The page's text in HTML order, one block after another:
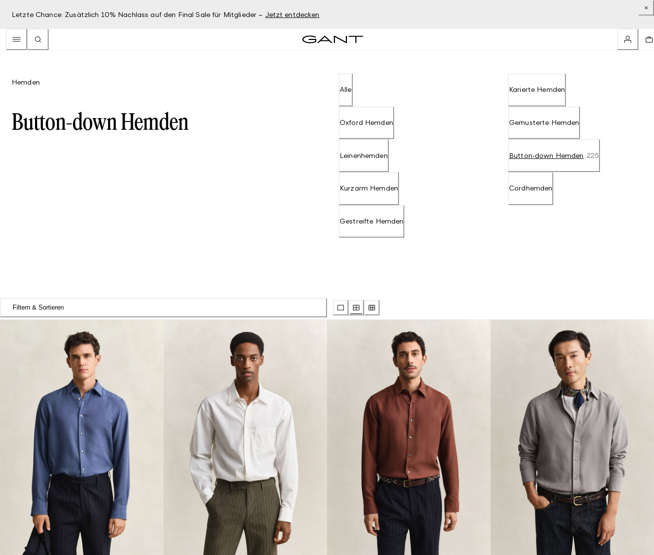
Letzte Chance: Zusätzlich 10% Nachlass auf den Final Sale für Mitglieder – Jetzt entdecken
Hemden
Button-down Hemden
Alle
Oxford Hemden
Leinenhemden
Kurzarm Hemden
Gestreifte Hemden
Karierte Hemden
Gemusterte Hemden
Button-down Hemden 225
Cordhemden
Filtern & Sortieren